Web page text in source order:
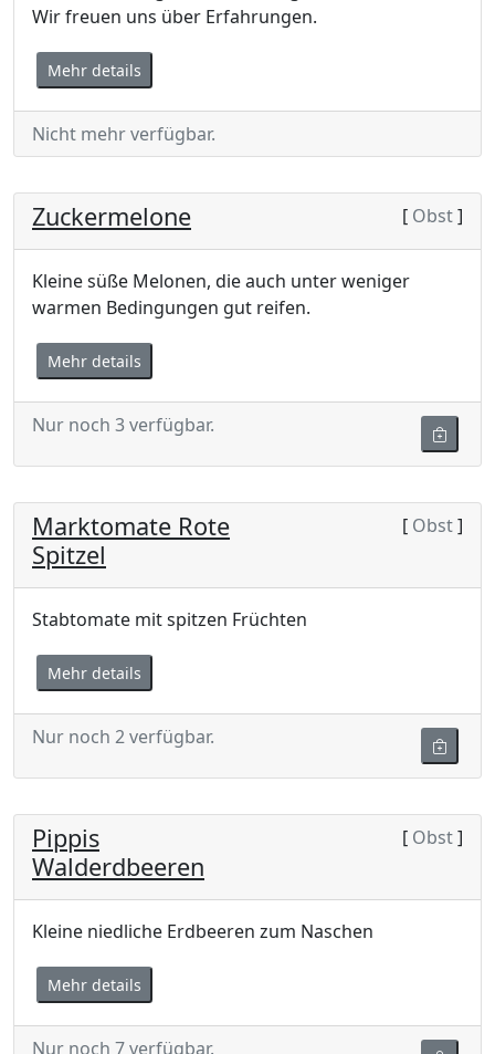
Wir freuen uns über Erfahrungen.
Mehr details
Nicht mehr verfügbar.
Zuckermelone [ Obst]
Kleine süße Melonen, die auch unter weniger
warmen Bedingungen gut reifen.
Mehr details
Nur noch 3 verfügbar.
Marktomate Rote
Spitzel
[ Obst]
Stabtomate mit spitzen Früchten
Mehr details
Nur noch 2 verfügbar.
Pippis
Walderdbeeren
[ Obst]
Kleine niedliche Erdbeeren zum Naschen
Mehr details
Nur noch 7 verfügbar.